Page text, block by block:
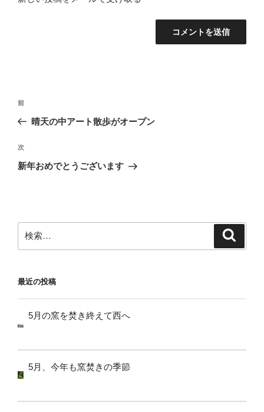
投
ナ
ビ
ゲ
ン
前
の
稿
前
晴天の中アート散歩がオープン
次
の
次
新年おめでとうございます
索:
最近の投稿
5月の窯を焚き終えて西へ
5月、今年も窯焚きの季節